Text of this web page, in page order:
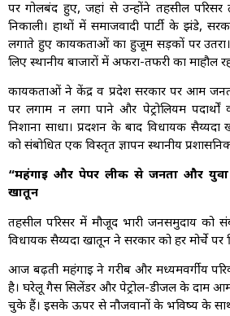
पर गोलबंद हुए, जहां से उन्होंने तहसील परिसर
निकाली। हाथों में समाजवादी पार्टी के झंडे,
लगाते हुए कार्यकर्ताओं का हुजूम सड़कों पर
लिए स्थानीय बाजारों में अफरा-तफरी का माहौल
कार्यकर्ताओं ने केंद्र व प्रदेश सरकार पर आम
पर लगाम न लगा पाने और पेट्रोलियम
निशाना साधा। प्रदर्शन के बाद विधायक
को संबोधित एक विस्तृत ज्ञापन स्थानीय
“महंगाई और पेपर लीक से जनता और युवा
खातून
तहसील परिसर में मौजूद भारी जनसमुदाय को
विधायक सैय्यदा खातून ने सरकार को हर मोर्चे पर
आज बढ़ती महंगाई ने गरीब और मध्यमवर्गीय
है। घरेलू गैस सिलेंडर और पेट्रोल-डीजल के दाम
चुके हैं। इसके ऊपर से नौजवानों के भविष्य के